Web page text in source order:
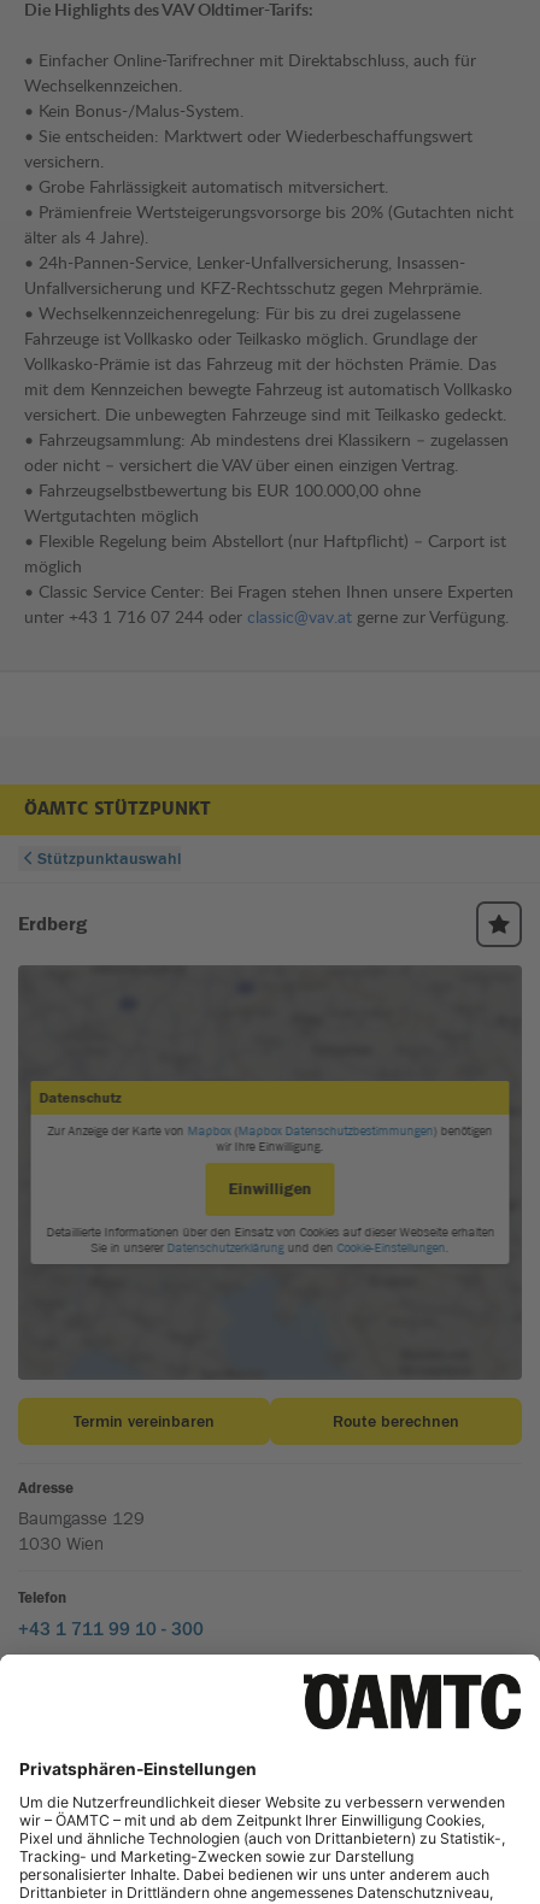
Die Highlights des VAV Oldtimer-Tarifs:
• Einfacher Online-Tarifrechner mit Direktabschluss, auch für
Wechselkennzeichen.
• Kein Bonus-/Malus-System.
• Sie entscheiden: Marktwert oder Wiederbeschaffungswert
versichern.
• Grobe Fahrlässigkeit automatisch mitversichert.
• Prämienfreie Wertsteigerungsvorsorge bis 20% (Gutachten nicht
älter als 4 Jahre).
• 24h-Pannen-Service, Lenker-Unfallversicherung, Insassen-
Unfallversicherung und KFZ-Rechtsschutz gegen Mehrprämie.
• Wechselkennzeichenregelung: Für bis zu drei zugelassene
Fahrzeuge ist Vollkasko oder Teilkasko möglich. Grundlage der
Vollkasko-Prämie ist das Fahrzeug mit der höchsten Prämie. Das
mit dem Kennzeichen bewegte Fahrzeug ist automatisch Vollkasko
versichert. Die unbewegten Fahrzeuge sind mit Teilkasko gedeckt.
• Fahrzeugsammlung: Ab mindestens drei Klassikern – zugelassen
oder nicht – versichert die VAV über einen einzigen Vertrag.
• Fahrzeugselbstbewertung bis EUR 100.000,00 ohne
Wertgutachten möglich
• Flexible Regelung beim Abstellort (nur Haftpflicht) – Carport ist
möglich
• Classic Service Center: Bei Fragen stehen Ihnen unsere Experten
unter +43 1 716 07 244 oder classic@vav.at gerne zur Verfügung.
ÖAMTC STÜTZPUNKT